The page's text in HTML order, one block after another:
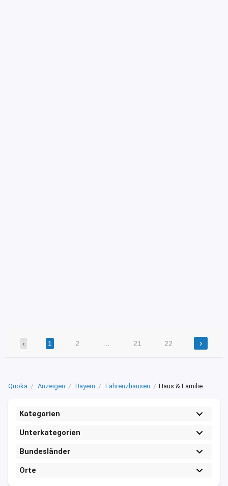
‹ 1 2 21 22 ›
Quoka Anzeigen Bayern Fahrenzhausen Haus & Familie
Kategorien
Unterkategorien
Bundesländer
Orte